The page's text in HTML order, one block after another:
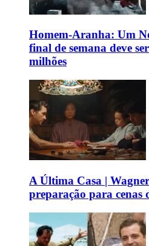
Homem-Aranha: Um
final de semana deve
milhões
A Última Casa |
preparação para cenas